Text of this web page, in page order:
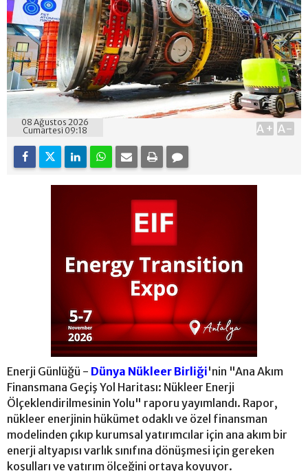
08 Ağustos 2026
Cumartesi 09:18
A+ A-
Enerji Günlüğü - Dünya Nükleer Birliği'nin "Ana Akım
Finansmana Geçiş Yol Haritası: Nükleer Enerji
Ölçeklendirilmesinin Yolu" raporu yayımlandı. Rapor,
nükleer enerjinin hükümet odaklı ve özel finansman
modelinden çıkıp kurumsal yatırımcılar için ana akım bir
enerji altyapısı varlık sınıfına dönüşmesi için gereken
koşulları ve yatırım ölçeğini ortaya koyuyor.